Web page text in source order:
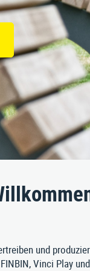
Bankauflagen
Einzelspielgeräte
und
Vinci Play